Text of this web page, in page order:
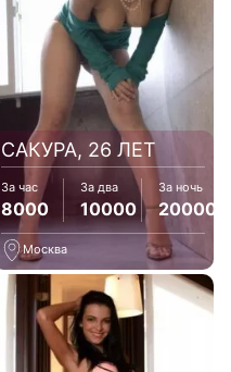
САКУРА, 26 ЛЕТ
За час
8000
За два
10000
За ночь
20000
Москва